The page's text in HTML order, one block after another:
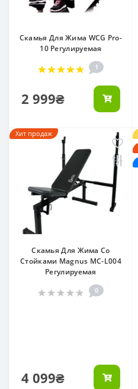
Скамья Для Жима WCG Pro-
10 Регулируемая
1
2 999₴
Хит продаж
Скамья Для Жима Со
Стойками Magnus MC-L004
Регулируемая
0
4 099₴